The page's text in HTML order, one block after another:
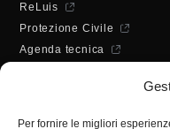
Per fornire le migliori
ReLuis
Protezione Civile
Agenda tecnica
ORARI DI APERTURA